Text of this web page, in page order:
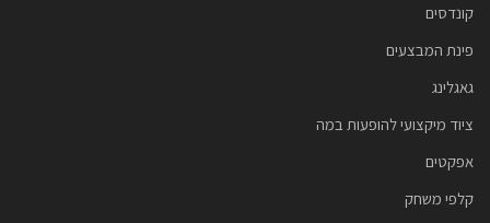
קונדסים
פינת המבצעים
גאגלינג
ציוד מיקצועי להופעות במה
אפקטים
קלפי משחק